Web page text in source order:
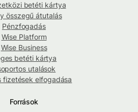
betéti kártya
összegű átutalás
Pénzfogadás
Wise Platform
Wise Business
betéti kártya
utalások
fizetések elfogadása
Források